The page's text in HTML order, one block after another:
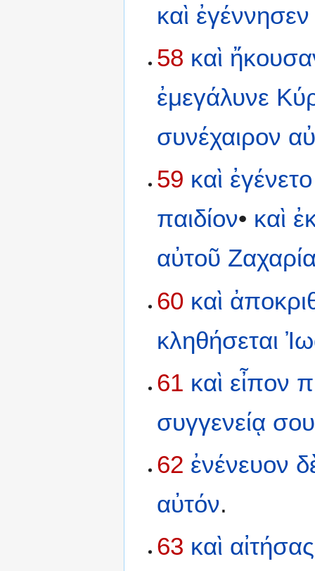
καὶ ἐγέννησεν
58 καὶ
ἐμεγάλυνε
συνέχαιρον
59 καὶ ἐγένετο
παιδίον• καὶ
αὐτοῦ
60 καὶ
κληθήσεται
61 καὶ εἶπον
συγγενείᾳ σου
62 ἐνένευον
αὐτόν.
63 καὶ αἰτήσας